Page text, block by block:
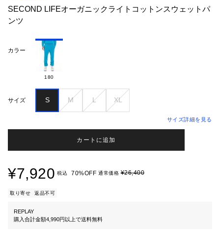
SECOND LIFEオーガニックライトコットンスウェットパ
ンツ
カラー
180
サイズ S M L XL
サイズ詳細を見る
カートに追加
¥7,920 税込 70%OFF 通常価格¥26,400
取り寄せ 返品不可
REPLAY
購入合計金額4,990円以上で送料無料